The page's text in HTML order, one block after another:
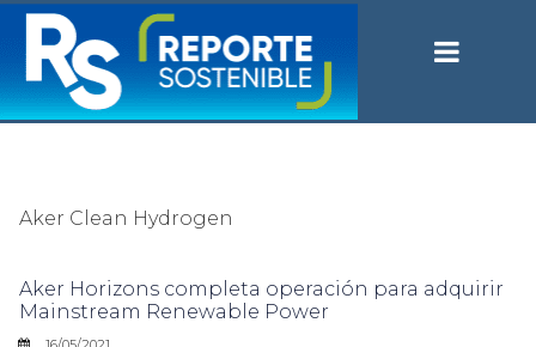
Aker Clean Hydrogen
Aker Horizons completa operación para adquirir
Mainstream Renewable Power